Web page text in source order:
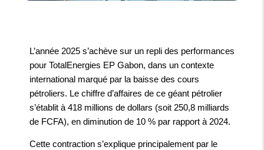
L’année 2025 s’achève sur un repli des performances
pour TotalEnergies EP Gabon, dans un contexte
international marqué par la baisse des cours
pétroliers. Le chiffre d’affaires de ce géant pétrolier
s’établit à 418 millions de dollars (soit 250,8 milliards
de FCFA), en diminution de 10 % par rapport à 2024.
Cette contraction s’explique principalement par le